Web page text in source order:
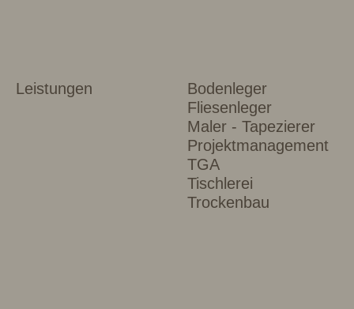
Leistungen
Bodenleger
Fliesenleger
Maler - Tapezierer
Projektmanagement
TGA
Tischlerei
Trockenbau